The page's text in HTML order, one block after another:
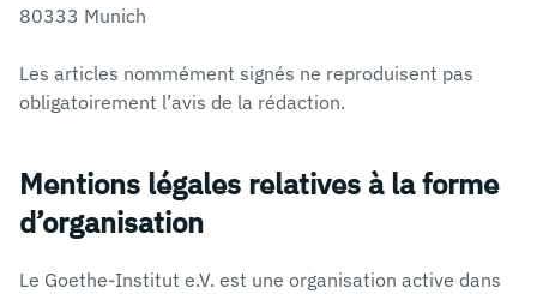
80333 Munich
Les articles nommément signés ne reproduisent pas
obligatoirement l’avis de la rédaction.
Mentions légales relatives à la forme
d’organisation
Le Goethe-Institut e.V. est une organisation active dans